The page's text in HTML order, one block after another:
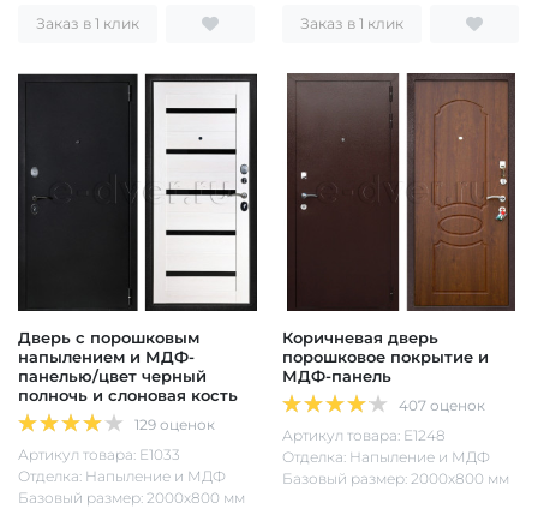
Заказ в 1 клик Заказ в 1 клик
Дверь с порошковым
напылением и МДФ-
панелью/цвет черный
полночь и слоновая кость
129 оценок
Артикул товара: Е1033
Отделка: Напыление и МДФ
Базовый размер: 2000х800 мм
Коричневая дверь
порошковое покрытие и
МДФ-панель
407 оценок
Артикул товара: Е1248
Отделка: Напыление и МДФ
Базовый размер: 2000х800 мм